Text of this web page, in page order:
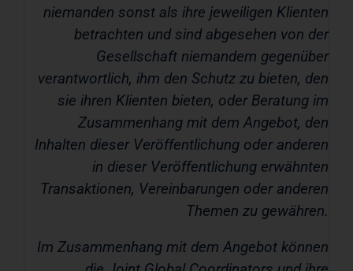
niemanden sonst als ihre jeweiligen Klienten
betrachten und sind abgesehen von der
Gesellschaft niemandem gegenüber
verantwortlich, ihm den Schutz zu bieten, den
sie ihren Klienten bieten, oder Beratung im
Zusammenhang mit dem Angebot, den
Inhalten dieser Veröffentlichung oder anderen
in dieser Veröffentlichung erwähnten
Transaktionen, Vereinbarungen oder anderen
Themen zu gewähren.
Im Zusammenhang mit dem Angebot können